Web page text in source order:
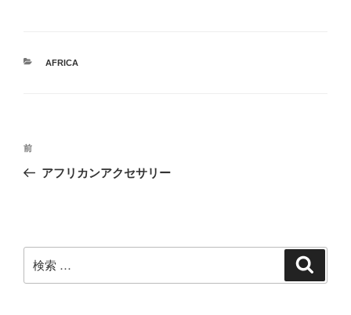
カ
AFRICA
投
ー
シ
過
去
前
アフリカンアクセサリー
索: